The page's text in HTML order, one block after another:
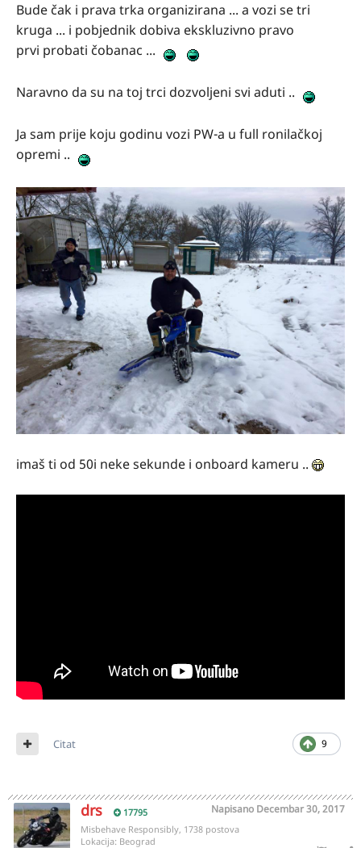
Bude čak i prava trka organizirana ... a vozi se tri
kruga ... i pobjednik dobiva ekskluzivno pravo
prvi probati čobanac ...
Naravno da su na toj trci dozvoljeni svi aduti ..
Ja sam prije koju godinu vozi PW-a u full ronilačkoj
opremi ..
imaš ti od 50i neke sekunde i onboard kameru ..
9
Citat
drs 17795 Napisano Decembar 30, 2017
Misbehave Responsibly, 1738 postova
Lokacija: Beograd